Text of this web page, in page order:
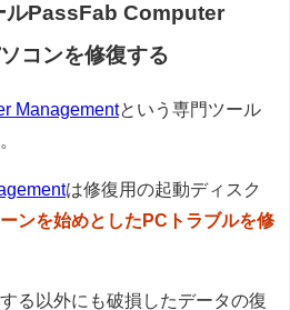
ルPassFab Computer
コンを修復する
Managementという専門ツール
は修復用の起動ディスク
ンを始めとしたPCトラブルを修
る以外にも破損したデータの復